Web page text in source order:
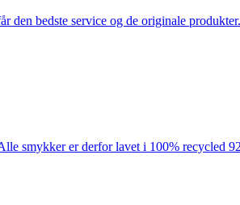
den bedste service og de originale
smykker er derfor lavet i 100% recycled